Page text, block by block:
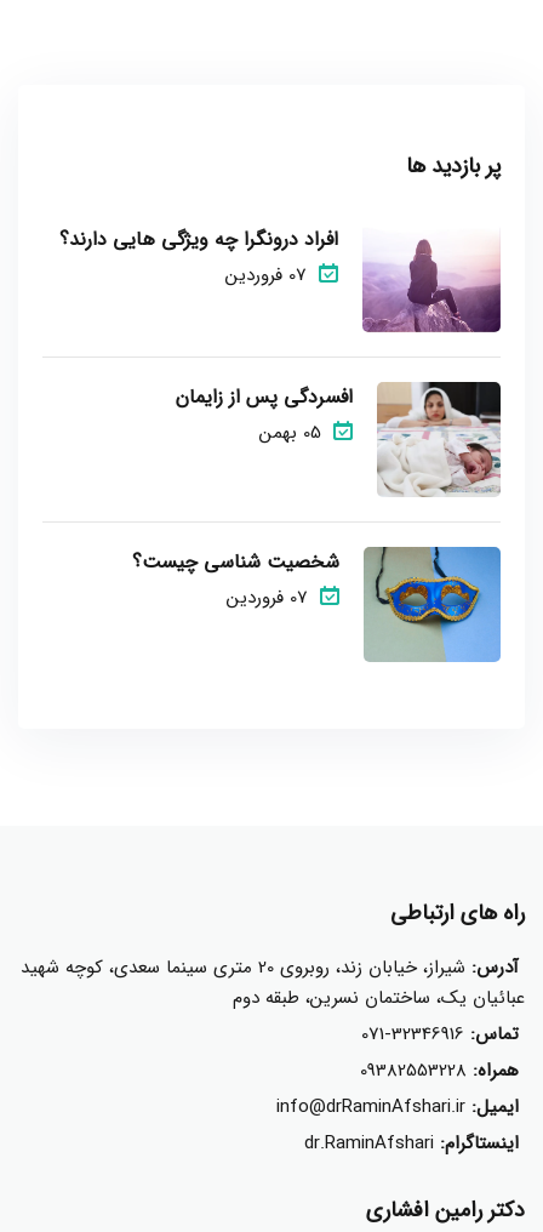
پر بازدید ها
افراد درونگرا چه ویژگی هایی دارند؟
07 فروردین
افسردگی پس از زایمان
05 بهمن
شخصیت شناسی چیست؟
07 فروردین
راه های ارتباطی
آدرس:
شیراز، خیابان زند، روبروی 20 متری سینما سعدی، کوچه شهید
عبائیان یک، ساختمان نسرین، طبقه دوم
تماس: 071-32346916
همراه: 09382553228
ایمیل: info@drRaminAfshari.ir
اینستاگرام: dr.RaminAfshari
دکتر رامین افشاری